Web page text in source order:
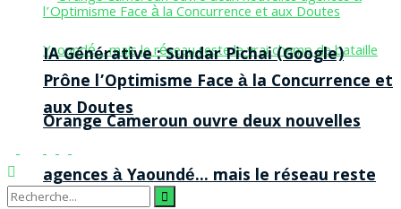
Orange Cameroun ouvre deux nouvelles
agences à Yaoundé… mais le réseau reste
IA Générative : Sundar Pichai (Google)
Prône l’Optimisme Face à la Concurrence et
aux Doutes